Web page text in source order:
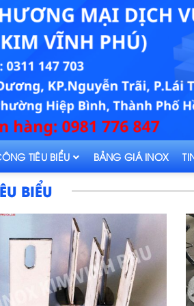
TIÊU BIỂU BẢNG GIÁ INOX
BIỂU